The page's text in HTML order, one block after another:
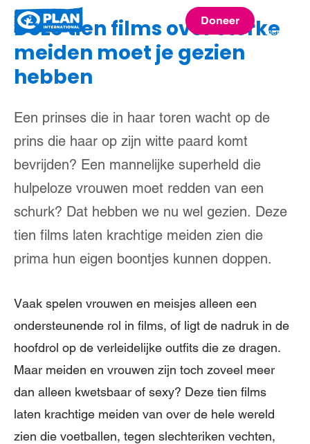
International
Doneer
menu
Deze tien films over sterke
meiden moet je gezien
hebben
Een prinses die in haar toren wacht op de
prins die haar op zijn witte paard komt
bevrijden? Een mannelijke superheld die
hulpeloze vrouwen moet redden van een
schurk? Dat hebben we nu wel gezien. Deze
tien films laten krachtige meiden zien die
prima hun eigen boontjes kunnen doppen.
Vaak spelen vrouwen en meisjes alleen een
ondersteunende rol in films, of ligt de nadruk in de
hoofdrol op de verleidelijke outfits die ze dragen.
Maar meiden en vrouwen zijn toch zoveel meer
dan alleen kwetsbaar of sexy? Deze tien films
laten krachtige meiden van over de hele wereld
zien die voetballen, tegen slechteriken vechten,